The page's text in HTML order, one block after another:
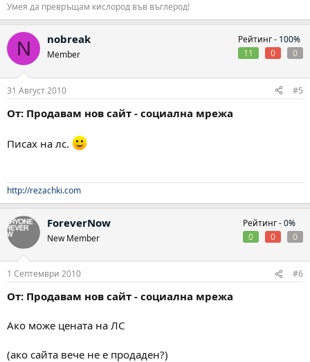
Умея да превръщам кислород във въглерод!
N nobreak
Member
Рейтинг - 100%
11
0 0
31 Август 2010 #5
От: Продавам нов сайт - социална мрежа
Писах на лс.
http://rezachki.com
ForeverNow
New Member
Рейтинг -0%
0
0 0
1 Септември 2010 #6
От: Продавам нов сайт - социална мрежа
Ако може цената на ЛС
(ако сайта вече не е продаден?)